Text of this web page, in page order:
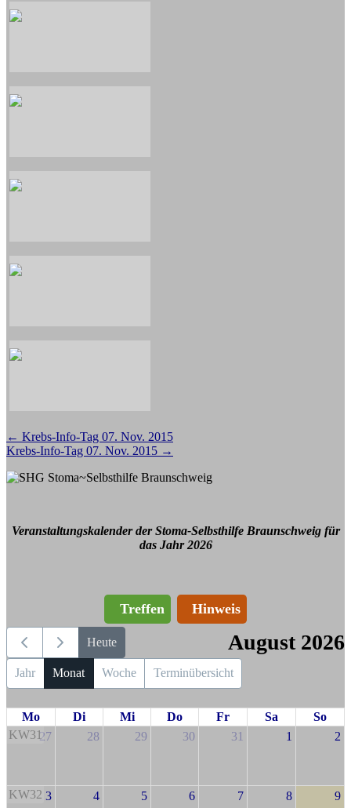
Beitragsnavigation
← Krebs-Info-Tag 07. Nov. 2015
Krebs-Info-Tag 07. Nov. 2015 →
Veranstaltungskalender der Stoma-Selbsthilfe Braunschweig für
das Jahr 2026
Treffen Hinweis
Heute August 2026
Jahr Monat Woche Terminübersicht
Mo Di Mi Do Fr Sa
So
KW3127 28 29 30 31 1 2
KW32 3 4 5 6 7 8 9